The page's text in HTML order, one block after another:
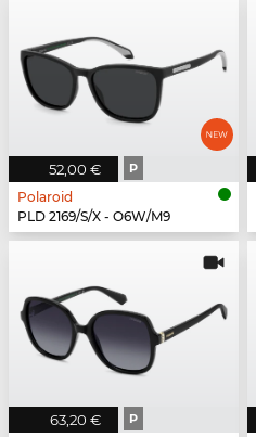
52,00 € P
Polaroid
PLD 2169/S/X - O6W/M9
63,20 € P